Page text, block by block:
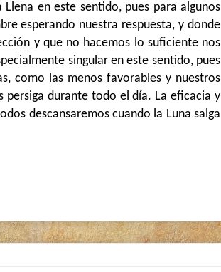
en este sentido, pues para algunos
esperando nuestra respuesta, y donde
y que no hacemos lo suficiente nos
singular en este sentido, pues
como las menos favorables y nuestros
persiga durante todo el día. La eficacia y
descansaremos cuando la Luna salga